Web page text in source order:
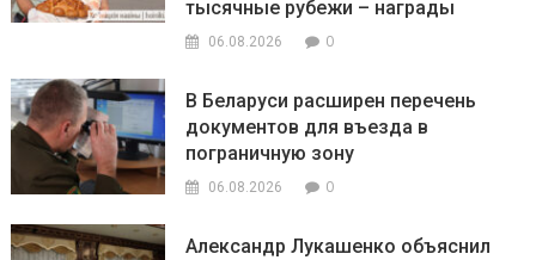
тысячные рубежи – награды
06.08.2026 0
В Беларуси расширен перечень
документов для въезда в
пограничную зону
06.08.2026 0
Александр Лукашенко объяснил